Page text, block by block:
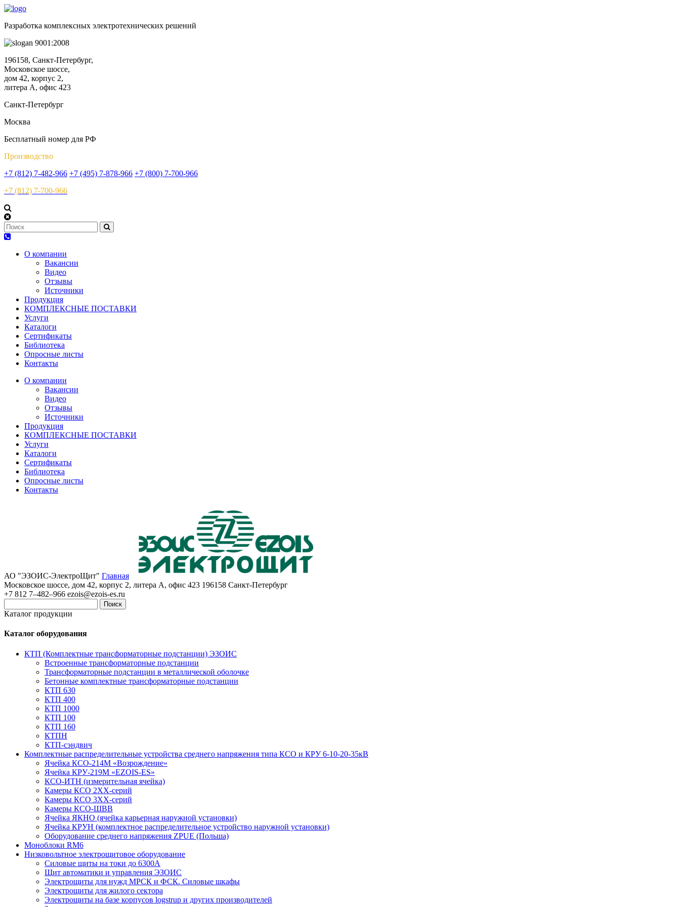
Разработка комплексных электротехнических решений
9001:2008
196158, Санкт-Петербург,
Московское шоссе,
дом 42, корпус 2,
литера А, офис 423
Санкт-Петербург
Москва
Бесплатный номер для РФ
Производство
+7 (812) 7-482-966 +7 (495) 7-878-966 +7 (800) 7-700-966
+7 (812) 7-700-966
О компании
Вакансии
Видео
Отзывы
Источники
Продукция
КОМПЛЕКСНЫЕ ПОСТАВКИ
Услуги
Каталоги
Сертификаты
Библиотека
Опросные листы
Контакты
О компании
Вакансии
Видео
Отзывы
Источники
Продукция
КОМПЛЕКСНЫЕ ПОСТАВКИ
Услуги
Каталоги
Сертификаты
Библиотека
Опросные листы
Контакты
АО "ЭЗОИС-ЭлектроЩит" Главная
Московское шоссе, дом 42, корпус 2, литера А, офис 423 196158 Санкт-Петербург
+7 812 7–482–966 ezois@ezois-es.ru
Поиск
Каталог продукции
Каталог оборудования
КТП (Комплектные трансформаторные подстанции) ЭЗОИС
Встроенные трансформаторные подстанции
Трансформаторные подстанции в металлической оболочке
Бетонные комплектные трансформаторные подстанции
КТП 630
КТП 400
КТП 1000
КТП 100
КТП 160
КТПН
КТП-сэндвич
Комплектные распределительные устройства среднего напряжения типа КСО и КРУ 6-10-20-35кВ
Ячейка КСО-214М «Возрождение»
Ячейка КРУ-219М «EZOIS-ES»
КСО-ИТН (измерительная ячейка)
Камеры КСО 2ХХ-серий
Камеры КСО 3ХХ-серий
Камеры КСО-ШВВ
Ячейка ЯКНО (ячейка карьерная наружной установки)
Ячейка КРУН (комплектное распределительное устройство наружной установки)
Оборудование среднего напряжения ZPUE (Польша)
Моноблоки RM6
Низковольтное электрощитовое оборудование
Силовые щиты на токи до 6300А
Щит автоматики и управления ЭЗОИС
Электрощиты для нужд МРСК и ФСК. Силовые шкафы
Электрощиты для жилого сектора
Электрощиты на базе корпусов logstrup и других производителей